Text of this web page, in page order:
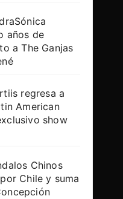
años de
a The Ganjas
regresa a
American
show
Chinos
Chile y suma